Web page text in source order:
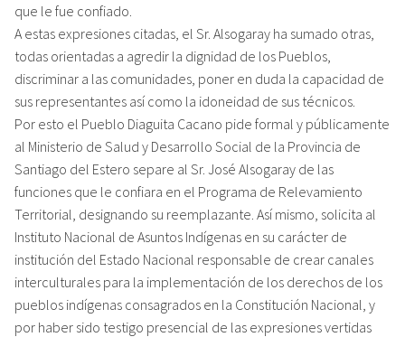
que le fue confiado.
A estas expresiones citadas, el Sr. Alsogaray ha sumado otras,
todas orientadas a agredir la dignidad de los Pueblos,
discriminar a las comunidades, poner en duda la capacidad de
sus representantes así como la idoneidad de sus técnicos.
Por esto el Pueblo Diaguita Cacano pide formal y públicamente
al Ministerio de Salud y Desarrollo Social de la Provincia de
Santiago del Estero separe al Sr. José Alsogaray de las
funciones que le confiara en el Programa de Relevamiento
Territorial, designando su reemplazante. Así mismo, solicita al
Instituto Nacional de Asuntos Indígenas en su carácter de
institución del Estado Nacional responsable de crear canales
interculturales para la implementación de los derechos de los
pueblos indígenas consagrados en la Constitución Nacional, y
por haber sido testigo presencial de las expresiones vertidas